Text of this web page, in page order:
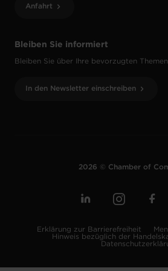
Bleiben Sie informiert
Bleiben Sie über Ihre bevorzugten
In den Newsletter einschreiben
Anfahrt
2026 © Chamber of
Erklärung zur Barrierefreiheit
Hinweis bezüglich der